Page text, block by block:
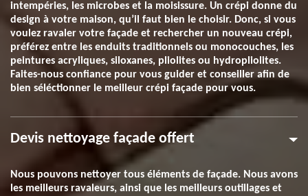
intempéries, les microbes et la moisissure. Un crépi donne du
design à votre maison, qu’il faut bien le choisir. Donc, si vous
voulez ravaler votre façade et rechercher un nouveau crépi,
préférez entre les enduits traditionnels ou monocouches, les
peintures acryliques, siloxanes, pliolites ou hydropliolites.
Faites-nous confiance pour vous guider et conseiller afin de
bien séléctionner le meilleur crépi façade pour vous.
Devis nettoyage façade offert
Nous pouvons nettoyer tous éléments de façade. Nous avons
les meilleurs ravaleurs, ainsi que les meilleurs outillages et